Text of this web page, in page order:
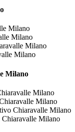
Milano
Milano
Milano
Milano
Milano
Milano
Milano
Chiaravalle Milano
Chiaravalle Milano